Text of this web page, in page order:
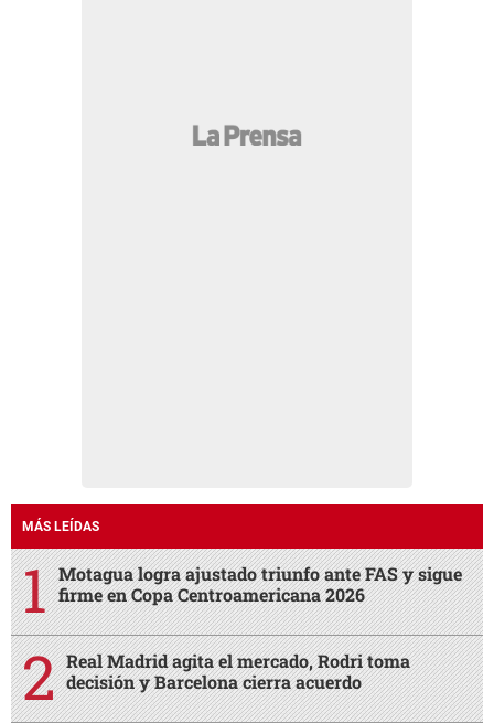
MÁS LEÍDAS
Motagua logra ajustado triunfo ante FAS y sigue
firme en Copa Centroamericana 2026
Real Madrid agita el mercado, Rodri toma
decisión y Barcelona cierra acuerdo